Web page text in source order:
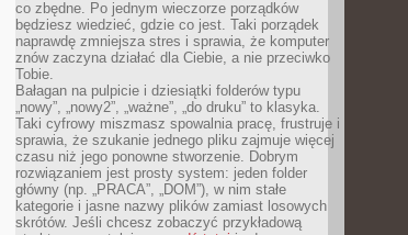
co zbędne. Po jednym wieczorze porządków
będziesz wiedzieć, gdzie co jest. Taki porządek
naprawdę zmniejsza stres i sprawia, że komputer
znów zaczyna działać dla Ciebie, a nie przeciwko
Tobie.
Bałagan na pulpicie i dziesiątki folderów typu
„nowy”, „nowy2”, „ważne”, „do druku” to klasyka.
Taki cyfrowy miszmasz spowalnia pracę, frustruje i
sprawia, że szukanie jednego pliku zajmuje więcej
czasu niż jego ponowne stworzenie. Dobrym
rozwiązaniem jest prosty system: jeden folder
główny (np. „PRACA”, „DOM”), w nim stałe
kategorie i jasne nazwy plików zamiast losowych
skrótów. Jeśli chcesz zobaczyć przykładową